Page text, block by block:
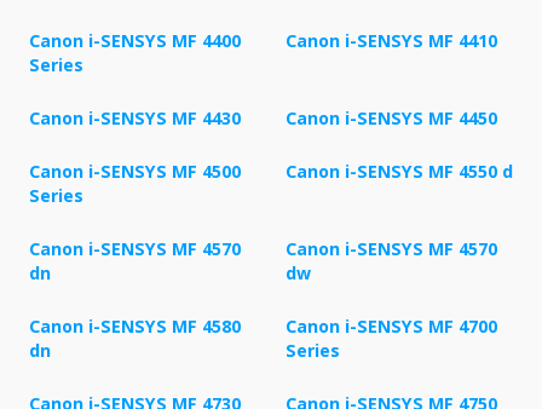
Canon i-SENSYS MF 4400
Series
Canon i-SENSYS MF 4410
Canon i-SENSYS MF 4430 Canon i-SENSYS MF 4450
Canon i-SENSYS MF 4500
Series
Canon i-SENSYS MF 4550 d
Canon i-SENSYS MF 4570
dn
Canon i-SENSYS MF 4570
dw
Canon i-SENSYS MF 4580
dn
Canon i-SENSYS MF 4700
Series
Canon i-SENSYS MF 4730 Canon i-SENSYS MF 4750